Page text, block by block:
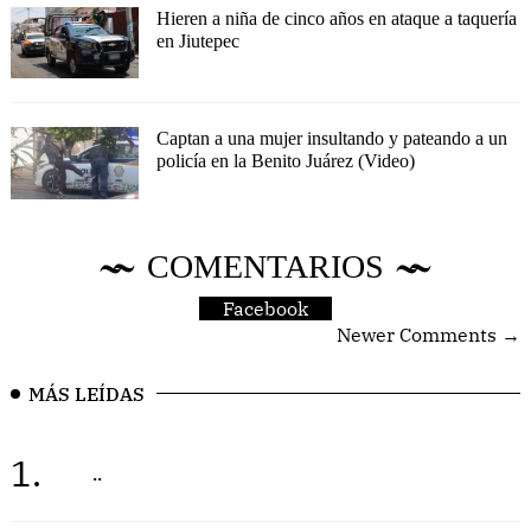
Hieren a niña de cinco años en ataque a taquería
en Jiutepec
Captan a una mujer insultando y pateando a un
policía en la Benito Juárez (Video)
COMENTARIOS
Facebook
Newer Comments →
MÁS LEÍDAS
1. ..